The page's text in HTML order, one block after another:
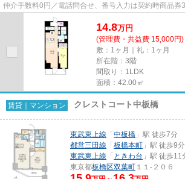
仲介手数料0円／電話問合せ、番号入力は契約時商品券
14.8万円
(管理費・共益費 15,000円)
敷：1ヶ月｜礼：1ヶ月
所在階：3階
間取り：1LDK
面積：42.00㎡
賃貸｜マンション クレストコート中板橋
東武東上線 「 中板橋 」駅 徒歩7分
都営三田線 「 板橋本町 」駅 徒歩9分
東武東上線 「 ときわ台 」駅 徒歩11
東京都板橋区双葉町 １１-２０６